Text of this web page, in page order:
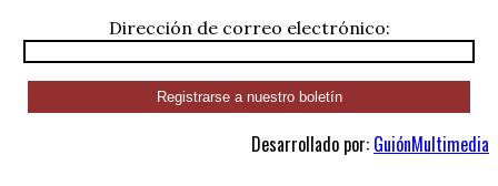
Dirección de correo electrónico:
Desarrollado por: GuiónMultimedia